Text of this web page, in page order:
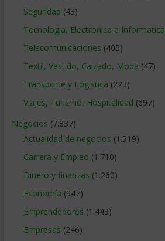
Seguridad (43)
Tecnologia, Electronica e Informatica
Telecomunicaciones (405)
Textil, Vestido, Calzado, Moda (47)
Transporte y Logistica (223)
Viajes, Turismo, Hospitalidad (697)
Negocios (7.837)
Actualidad de negocios (1.519)
Carrera y Empleo (1.710)
Dinero y finanzas (1.260)
Economía (947)
Emprendedores (1.443)
Empresas (246)